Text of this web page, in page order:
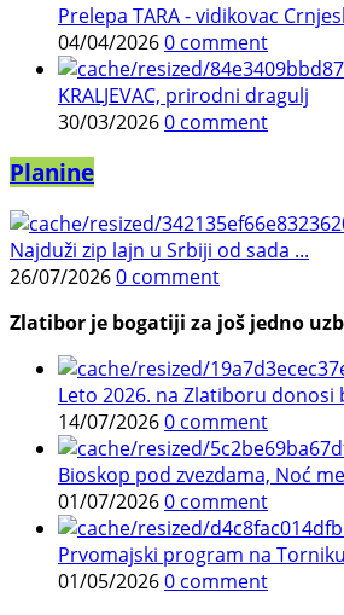
Prelepa TARA - vidikovac
04/04/20260 comment
KRALJEVAC, prirodni dragulj
30/03/20260 comment
Planine
Najduži zip lajn u Srbiji od sada ...
26/07/20260 comment
Zlatibor je bogatiji za još jedno
Leto 2026. na Zlatiboru donosi
14/07/20260 comment
Bioskop pod zvezdama, Noć
01/07/20260 comment
Prvomajski program na
01/05/20260 comment